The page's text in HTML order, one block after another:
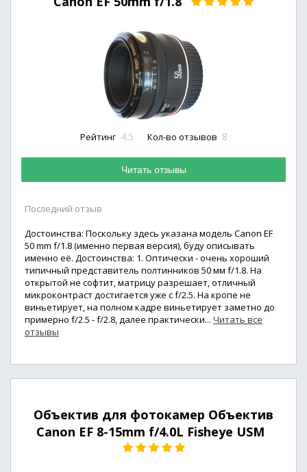
Рейтинг 4.5 Кол-во отзывов 8
Читать отзывы
Последний отзыв
Достоинства: Поскольку здесь указана модель Canon EF
50 mm f/1.8 (именно первая версия), буду описывать
именно её. Достоинства: 1. Оптически - очень хороший
типичный представитель полтинников 50 мм f/1.8. На
открытой не софтит, матрицу разрешает, отличный
микроконтраст достигается уже с f/2.5. На кропе не
виньетирует, на полном кадре виньетирует заметно до
примерно f/2.5 - f/2.8, далее практически... Читать все
отзывы
Объектив для фотокамер Объектив
Canon EF 8-15mm f/4.0L Fisheye USM